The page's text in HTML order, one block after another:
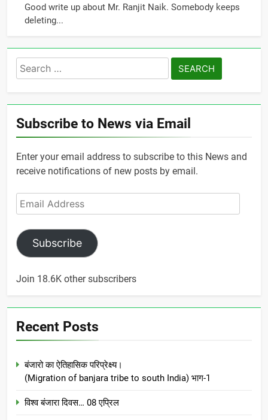
Good write up about Mr. Ranjit Naik. Somebody keeps
deleting...
Search
for:
Subscribe to News via Email
Enter your email address to subscribe to this News and
receive notifications of new posts by email.
Email
Address
Subscribe
Join 18.6K other subscribers
Recent Posts
बंजारो का ऐतिहासिक परिप्रेक्ष्य।
(Migration of banjara tribe to south India) भाग-1
विश्व बंजारा दिवस… 08 एप्रिल